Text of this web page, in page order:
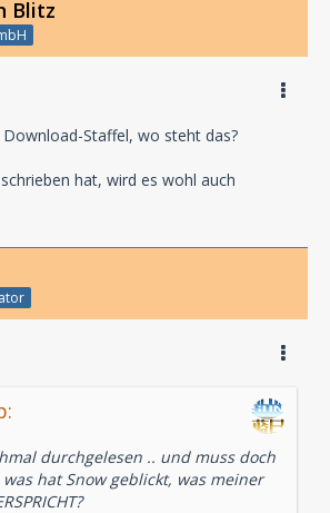
Blitz
Staffel, wo steht das?
hat, wird es wohl auch
durchgelesen .. und muss doch
hat Snow geblickt, was meiner